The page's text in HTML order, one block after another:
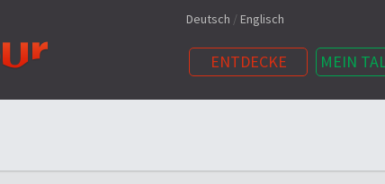
Deutsch /Englisch
ENTDECKE MEIN